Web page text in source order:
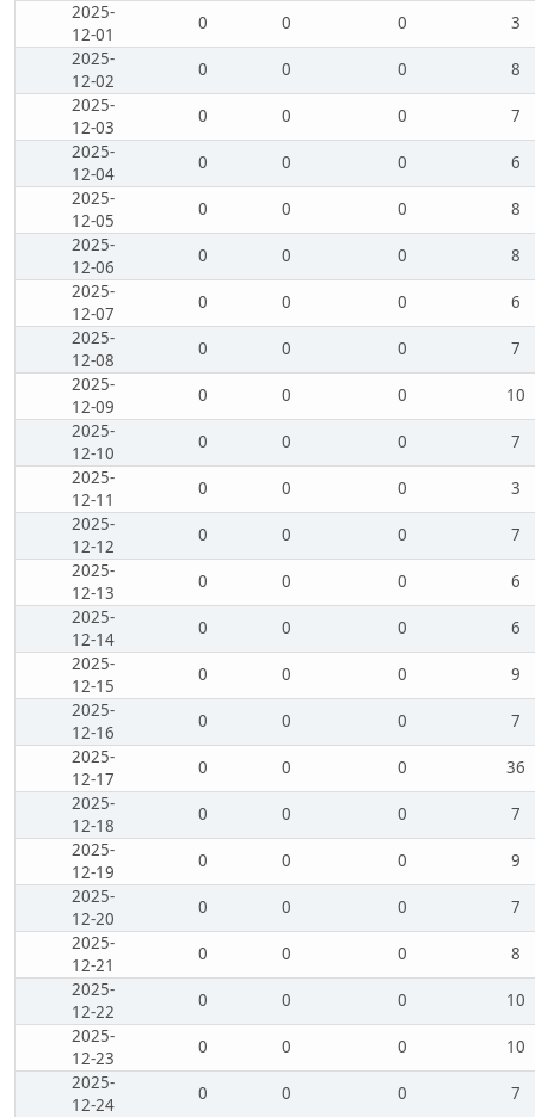
2025-
12-01
0 0 0
3
2025-
12-02
0 0 0
8
2025-
12-03
0 0 0
7
2025-
12-04
0 0 0
6
2025-
12-05
0 0 0
8
2025-
12-06
0 0 0
8
2025-
12-07
0 0 0
6
2025-
12-08
0 0 0
7
2025-
12-09
0 0 0
10
2025-
12-10
0 0 0
7
2025-
12-11
0 0 0
3
2025-
12-12
0 0 0
7
2025-
12-13
0 0 0
6
2025-
12-14
0 0 0
6
2025-
12-15
0 0 0
9
2025-
12-16
0 0 0
7
2025-
12-17
0 0 0
36
2025-
12-18
0 0 0
7
2025-
12-19
0 0 0
9
2025-
12-20
0 0 0
7
2025-
12-21
0 0 0
8
2025-
12-22
0 0 0
10
2025-
12-23
0 0 0
10
2025-
12-24
0 0 0
7